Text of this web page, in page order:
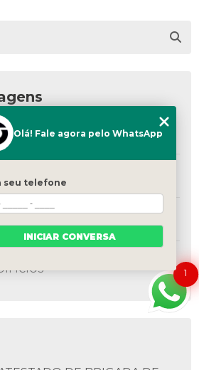
1
Olá! Fale agora pelo WhatsApp
seu telefone
INICIAR CONVERSA